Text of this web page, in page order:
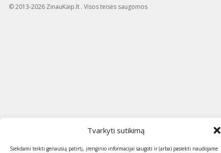
Tvarkyti sutikimą
Siekdami teikti geriausią patirtį, įrenginio informacijai saugoti ir (arba) pasiekti naudojame
© 2013-2026 ZinauKaip.lt . Visos teisės saugomos